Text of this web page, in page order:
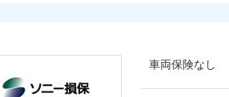
車両保険なし